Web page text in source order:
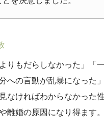
りもだらしなかった」「
への言動が乱暴になった
なければわからなかった
離婚の原因になり得ます。